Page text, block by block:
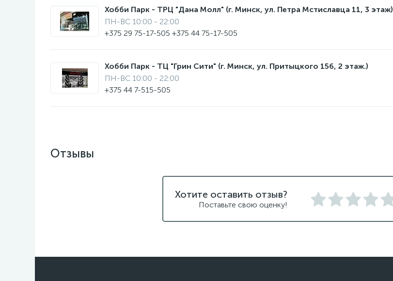
Хобби Парк - ТРЦ "Дана Молл" (г. Минск, ул. Петра Мстиславца 11, 3 этаж)
ПН-ВС 10:00 - 22:00
+375 29 75-17-505 +375 44 75-17-505
Хобби Парк - ТЦ "Грин Сити" (г. Минск, ул. Притыцкого 156, 2 этаж.)
ПН-ВС 10:00 - 22:00
+375 44 7-515-505
Отзывы
Хотите оставить отзыв?
Поставьте свою оценку!